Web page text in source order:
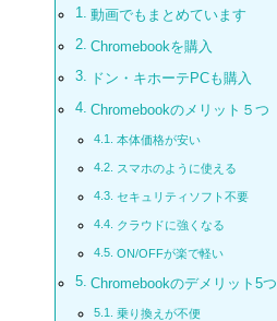
動画でもまとめています
Chromebookを購入
ドン・キホーテPCも購入
Chromebookのメリット５つ
本体価格が安い
スマホのように使える
セキュリティソフト不要
クラウドに強くなる
ON/OFFが楽で軽い
Chromebookのデメリット5つ
乗り換えが不便